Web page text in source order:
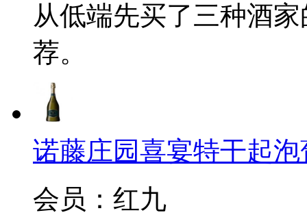
从低端先买了三种酒
荐。
诺藤庄园喜宴特干起泡
会员：红九